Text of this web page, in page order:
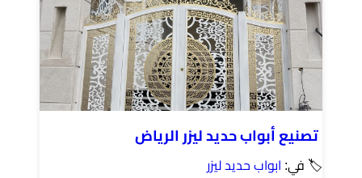
تصنيع أبواب حديد ليزر الرياض
🏷 في: ابواب حديد ليزر